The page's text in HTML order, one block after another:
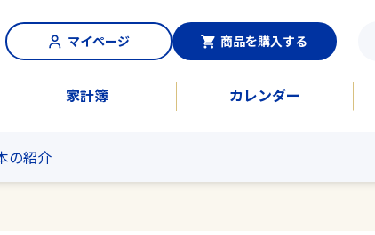
マイページ 商品を購入する
家計簿 カレンダー
の紹介